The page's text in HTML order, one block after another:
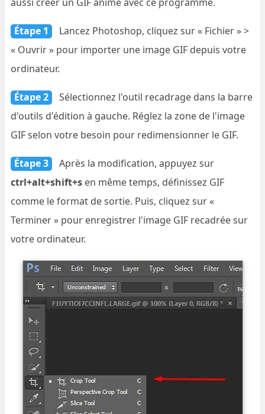
aussi créer un GIF animé avec ce programme.
Étape 1
Lancez Photoshop, cliquez sur « Fichier » >
« Ouvrir » pour importer une image GIF depuis votre
ordinateur.
Étape 2
Sélectionnez l'outil recadrage dans la barre
d'outils d'édition à gauche. Réglez la zone de l'image
GIF selon votre besoin pour redimensionner le GIF.
Étape 3
Après la modification, appuyez sur
ctrl+alt+shift+s en même temps, définissez GIF
comme le format de sortie. Puis, cliquez sur «
Terminer » pour enregistrer l'image GIF recadrée sur
votre ordinateur.